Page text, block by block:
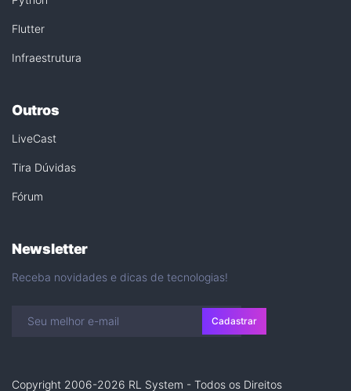
Flutter
Infraestrutura
Outros
LiveCast
Tira Dúvidas
Fórum
Newsletter
Receba novidades e dicas de tecnologias!
Cadastrar
Copyright 2006-2026 RL System - Todos os Direitos